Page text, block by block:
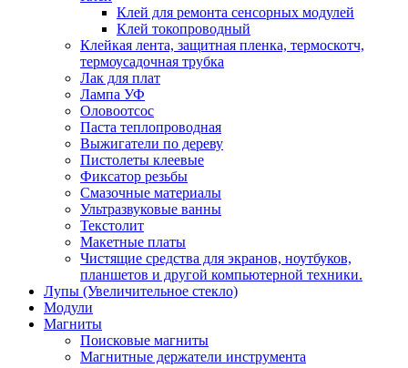
Клей для ремонта сенсорных модулей
Клей токопроводный
Клейкая лента, защитная пленка, термоскотч,
термоусадочная трубка
Лак для плат
Лампа УФ
Оловоотсос
Паста теплопроводная
Выжигатели по дереву
Пистолеты клеевые
Фиксатор резьбы
Смазочные материалы
Ультразвуковые ванны
Текстолит
Макетные платы
Чистящие средства для экранов, ноутбуков,
планшетов и другой компьютерной техники.
Лупы (Увеличительное стекло)
Модули
Магниты
Поисковые магниты
Магнитные держатели инструмента